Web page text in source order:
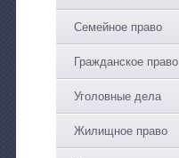
Семейное право
Гражданское право
Уголовные дела
Жилищное право